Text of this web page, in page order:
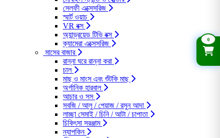
সেলফী এক্সেসরিজ
স্মার্ট ওয়াচ
VR বক্স
অ্যান্ড্রয়েড টিভি বক্স
ক্যামেরা এক্সেসরিজ
মাসের বাজার
রান্না ঘরে রান্না করা
চাল
মাছ ও মাংস এবং শুঁটকি মাছ
অর্গানিক হারবাল
আচার ও সস
সবজি / আলু / পেয়াজ / রসুন আদা
লাচ্ছা সেমাই / চিনি / আটা / চাপাতা
চিকিৎসা সরঞ্জাম
ন্যাপকিন
0